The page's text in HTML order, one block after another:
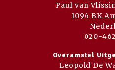
Paul van
1096 BK
020-
Overamstel
Leopold De